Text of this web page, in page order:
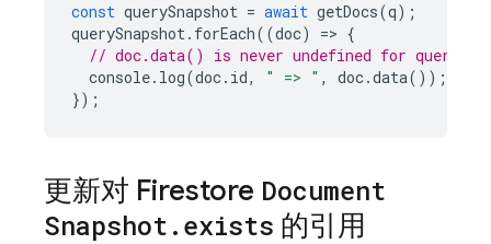
const querySnapshot = await getDocs(q);
querySnapshot. forEach((doc) => {
// doc.data() is never undefined for query
console. log(doc. id, " => " , doc.data());
});
更新对 Firestore Document
Snapshot.exists 的引用